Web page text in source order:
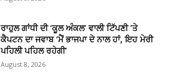
ਰਾਹੁਲ ਗਾਂਧੀ ਦੀ ‘ਕੂਲ ਅੰਕਲ’ ਵਾਲੀ ਟਿੱਪਣੀ ’ਤੇ
ਕੈਪਟਨ ਦਾ ਜਵਾਬ ‘ਮੈਂ ਭਾਜਪਾ ਦੇ ਨਾਲ ਹਾਂ, ਇਹ ਮੇਰੀ
ਪਹਿਲੀ ਪਹਿਲ ਰਹੇਗੀ’
August 8, 2026